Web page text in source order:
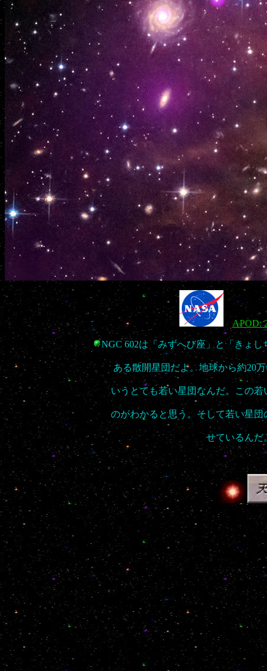
APOD:
NGC 602は「みずへび座」と「きょ
ある散開星団だよ。地球から約20
いうとても若い星団なんだ。この
のがわかると思う。そして若い星
せているん